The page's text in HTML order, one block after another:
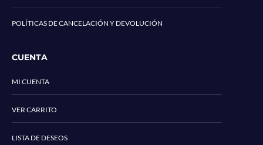
POLÍTICAS DE CANCELACIÓN Y DEVOLUCIÓN
CUENTA
MI CUENTA
VER CARRITO
LISTA DE DESEOS